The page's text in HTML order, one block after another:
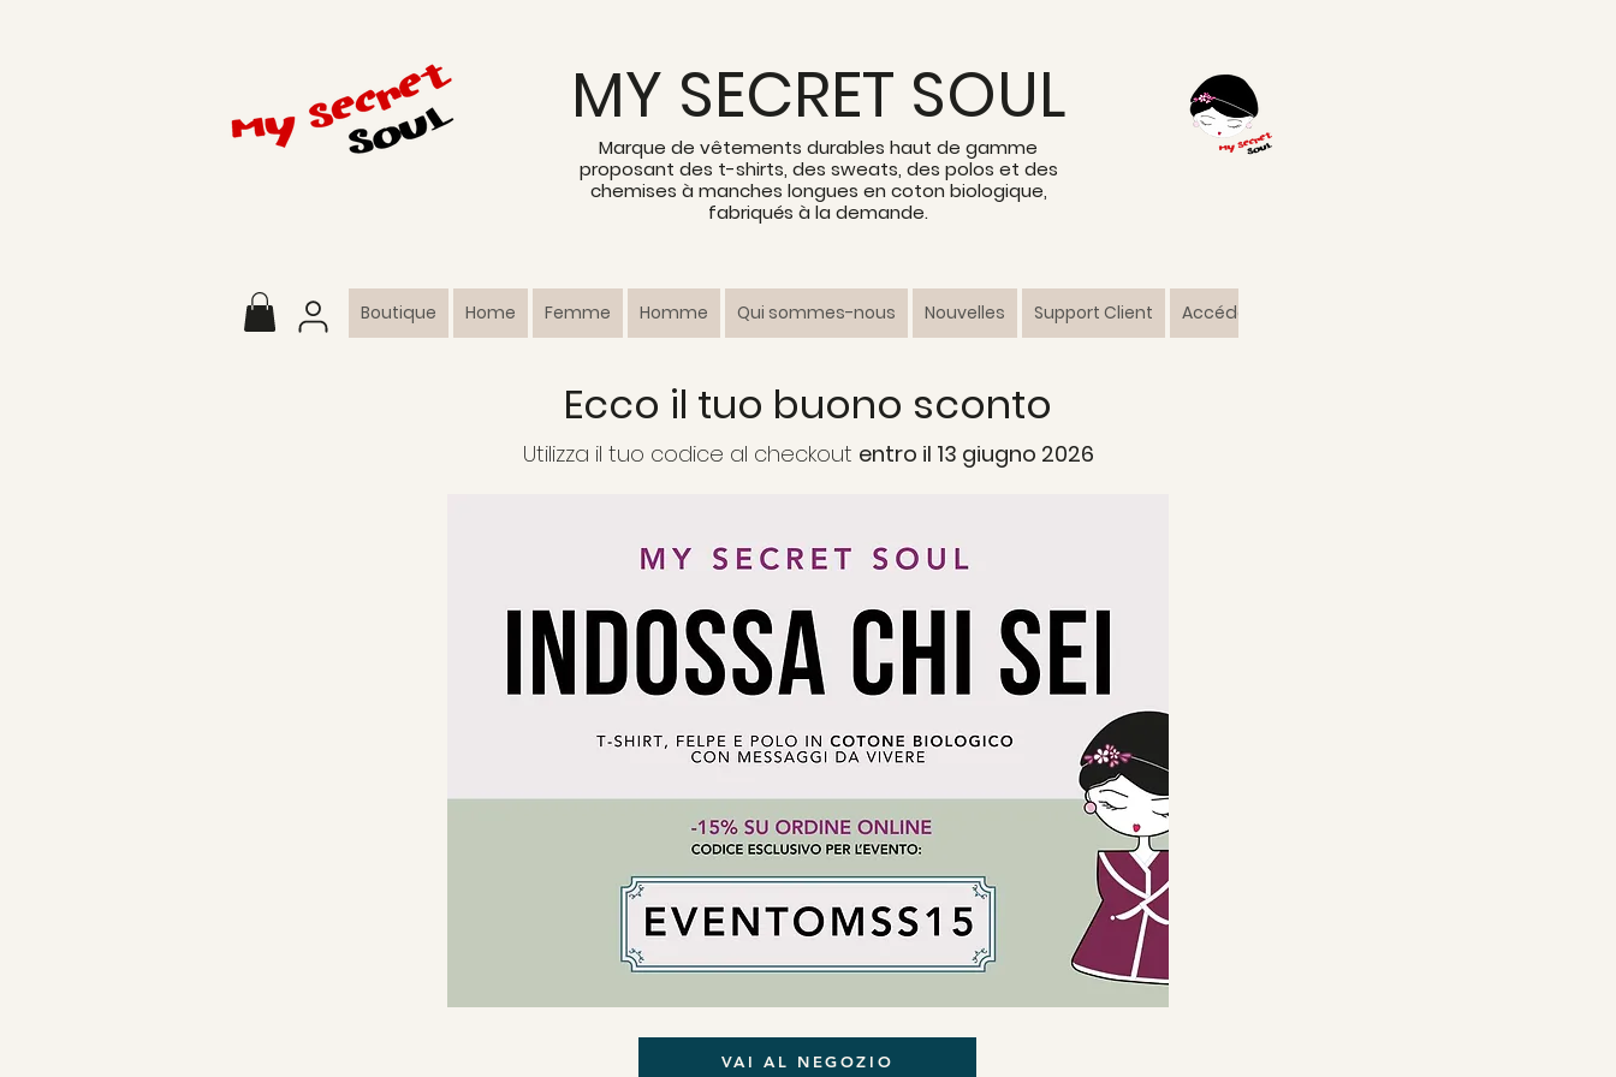
MY SECRET SOUL
Marque de vêtements durables haut de gamme
proposant des t-shirts, des sweats, des polos et des
chemises à manches longues en coton biologique,
fabriqués à la demande.
Boutique Home Femme Homme Qui sommes-nous Nouvelles Support Client Accédez
Ecco il tuo buono sconto
Utilizza il tuo codice al checkout entro il 13 giugno 2026
VAI AL NEGOZIO